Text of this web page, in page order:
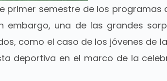
primer semestre de los programas
embargo, una de las grandes
como el caso de los jóvenes de
deportiva en el marco de la